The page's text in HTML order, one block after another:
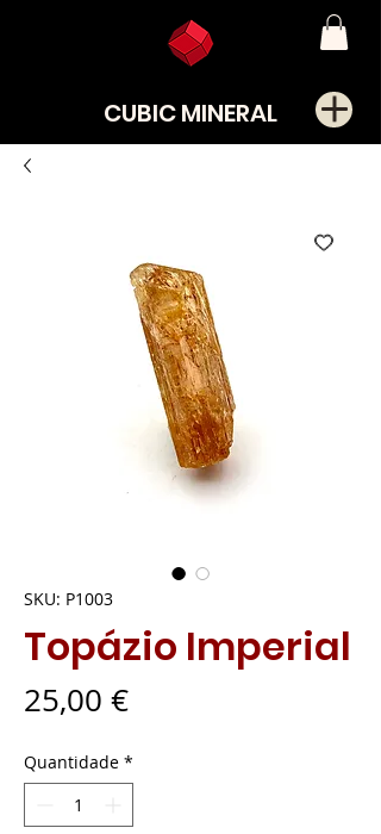
CUBIC MINERAL
SKU: P1003
Topázio Imperial
25,00 €Preço
Quantidade *